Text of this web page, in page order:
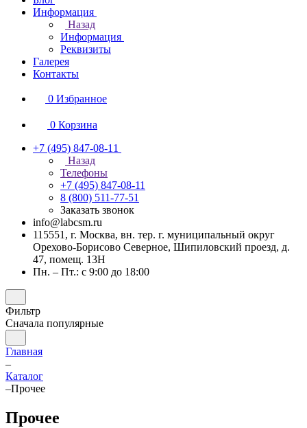
Информация
Назад
Информация
Реквизиты
Галерея
Контакты
0 Избранное
0 Корзина
+7 (495) 847-08-11
Назад
Телефоны
+7 (495) 847-08-11
8 (800) 511-77-51
Заказать звонок
info@labcsm.ru
115551, г. Москва, вн. тер. г. муниципальный округ
Орехово-Борисово Северное, Шипиловский проезд, д.
47, помещ. 13Н
Пн. – Пт.: с 9:00 до 18:00
Фильтр
Сначала популярные
Главная
–
Каталог
–Прочее
Прочее